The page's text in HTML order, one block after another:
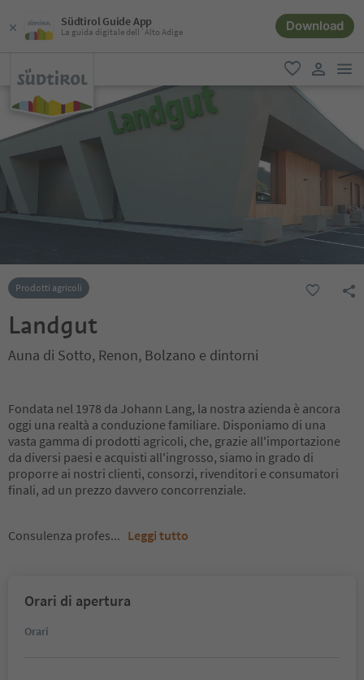
Südtirol Guide App
La guida digitale dell´Alto Adige Download
favoriti
Prodotti agricoli
Landgut
Auna di Sotto, Renon, Bolzano e dintorni
Fondata nel 1978 da Johann Lang, la nostra azienda è ancora
oggi una realtà a conduzione familiare. Disponiamo di una
vasta gamma di prodotti agricoli, che, grazie all'importazione
da diversi paesi e acquisti all'ingrosso, siamo in grado di
proporre ai nostri clienti, consorzi, rivenditori e consumatori
finali, ad un prezzo davvero concorrenziale.
Consulenza profes... Leggi tutto
Orari di apertura
Orari